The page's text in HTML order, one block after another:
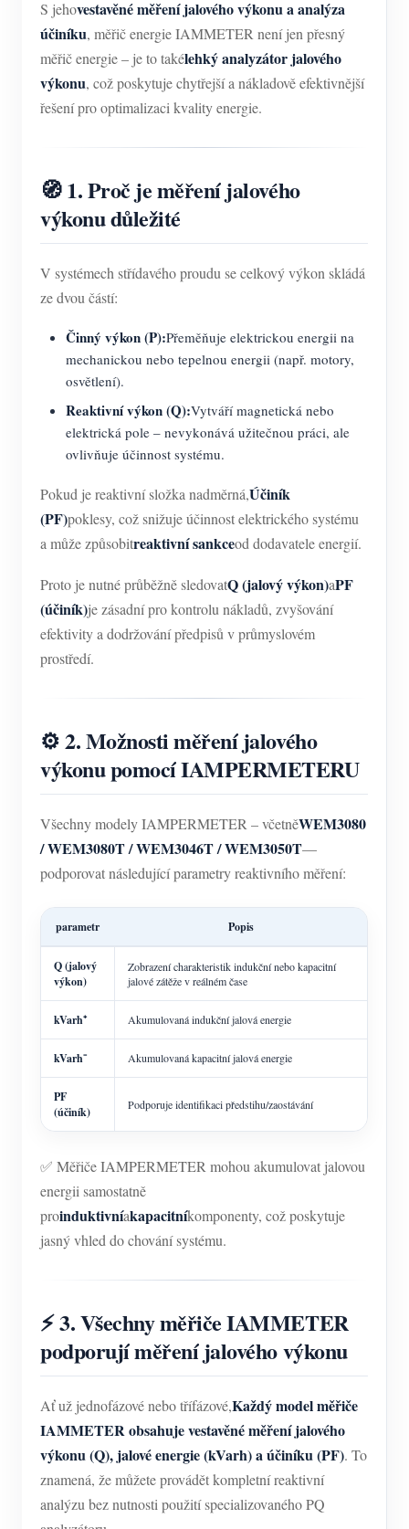
S jehovestavěné měření jalového výkonu a analýza
účiníku, měřič energie IAMMETER není jen přesný
měřič energie – je to takélehký analyzátor jalového
výkonu, což poskytuje chytřejší a nákladově efektivnější
řešení pro optimalizaci kvality energie.
🧭 1. Proč je měření jalového
výkonu důležité
V systémech střídavého proudu se celkový výkon skládá
ze dvou částí:
Činný výkon (P):Přeměňuje elektrickou energii na
mechanickou nebo tepelnou energii (např. motory,
osvětlení).
Reaktivní výkon (Q):Vytváří magnetická nebo
elektrická pole – nevykonává užitečnou práci, ale
ovlivňuje účinnost systému.
Pokud je reaktivní složka nadměrná,Účiník
(PF)poklesy, což snižuje účinnost elektrického systému
a může způsobitreaktivní sankceod dodavatele energií.
Proto je nutné průběžně sledovatQ (jalový výkon)aPF
(účiník)je zásadní pro kontrolu nákladů, zvyšování
efektivity a dodržování předpisů v průmyslovém
prostředí.
⚙️ 2. Možnosti měření jalového
výkonu pomocí IAMPERMETERU
Všechny modely IAMPERMETER – včetněWEM3080
/ WEM3080T / WEM3046T / WEM3050T—
podporovat následující parametry reaktivního měření:
parametr Popis
Q (jalový
výkon)
Zobrazení charakteristik indukční nebo kapacitní
jalové zátěže v reálném čase
kVarh⁺ Akumulovaná indukční jalová energie
kVarh⁻ Akumulovaná kapacitní jalová energie
PF
(účiník)
Podporuje identifikaci předstihu/zaostávání
✅ Měřiče IAMPERMETER mohou akumulovat jalovou
energii samostatně
proinduktivníakapacitníkomponenty, což poskytuje
jasný vhled do chování systému.
⚡ 3. Všechny měřiče IAMMETER
podporují měření jalového výkonu
Ať už jednofázové nebo třífázové,Každý model měřiče
IAMMETER obsahuje vestavěné měření jalového
výkonu (Q), jalové energie (kVarh) a účiníku (PF). To
znamená, že můžete provádět kompletní reaktivní
analýzu bez nutnosti použití specializovaného PQ